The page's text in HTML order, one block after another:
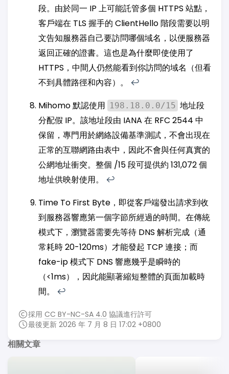
段。由於同一 IP 上可能託管多個 HTTPS 站點，
客戶端在 TLS 握手的 ClientHello 階段需要以明
文告知服務器自己要訪問哪個域名，以便服務器
返回正確的證書。這也是為什麼即使使用了
HTTPS，中間人仍然能看到你訪問的域名（但看
不到具體路徑和內容）。 ↩︎
Mihomo 默認使用 198.18.0.0/15 地址段
分配假 IP。該地址段由 IANA 在 RFC 2544 中
保留，專門用於網絡設備基準測試，不會出現在
正常的互聯網路由表中，因此不會與任何真實的
公網地址衝突。整個 /15 段可提供約 131,072 個
地址供映射使用。 ↩︎
Time To First Byte，即從客戶端發出請求到收
到服務器響應第一個字節所經過的時間。在傳統
模式下，瀏覽器需要先等待 DNS 解析完成（通
常耗時 20-120ms）才能發起 TCP 連接；而
fake-ip 模式下 DNS 響應幾乎是瞬時的
（<1ms），因此能顯著縮短整體的頁面加載時
間。 ↩︎
採用 CC BY-NC-SA 4.0 協議進行許可
最後更新 2026 年 7 月 8 日 17:02 +0800
相關文章